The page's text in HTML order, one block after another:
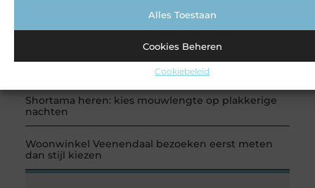
Alles Toestaan
Cookies Beheren
Cookiebeleid
Leren krijgt meer ruimte op de juiste plek
Shortama heren: kies mouwlengte op plakkerige
nachten
Woonwinkel Veenendaal bezoeken eerst meten
dan stijl kiezen